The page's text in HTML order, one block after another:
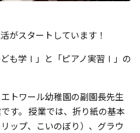
がスタートしています！
も学Ⅰ」と「ピアノ実習Ⅰ」の
トワール幼稚園の副園長先生
す。 授業では、折り紙の基本
ップ、こいのぼり）、グラウ